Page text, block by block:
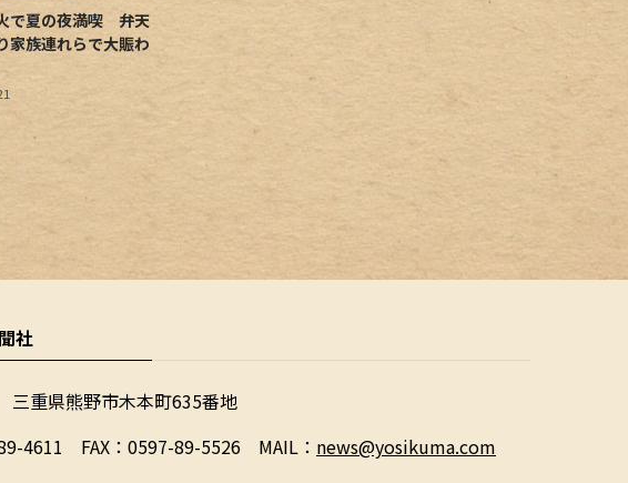
で夏の夜満喫 弁天
家族連れらで大賑わ
社
重県熊野市木本町635番地
4611 FAX：0597-89-5526 MAIL： news@yosikuma.com